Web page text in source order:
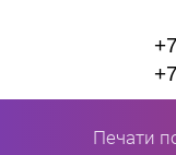
Печати